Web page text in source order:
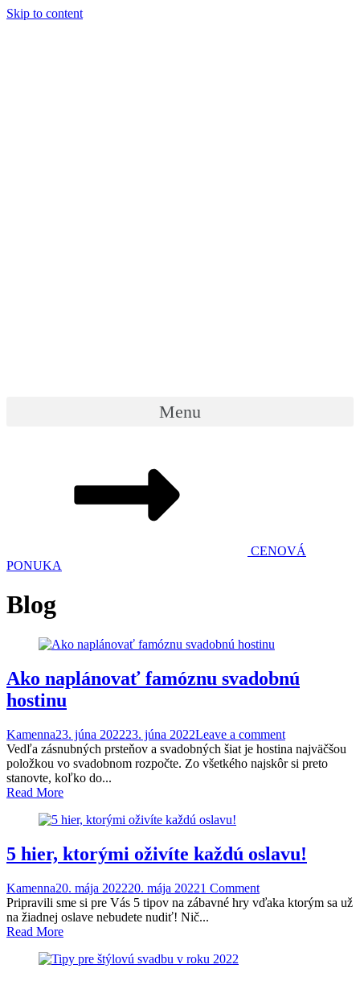
Skip to content
Menu
CENOVÁ
PONUKA
Blog
Ako naplánovať famóznu svadobnú
hostinu
Kamenna23. júna 202223. júna 2022Leave a comment
Vedľa zásnubných prsteňov a svadobných šiat je hostina najväčšou
položkou vo svadobnom rozpočte. Zo všetkého najskôr si preto
stanovte, koľko do...
Read More
5 hier, ktorými oživíte každú oslavu!
Kamenna20. mája 202220. mája 20221 Comment
Pripravili sme si pre Vás 5 tipov na zábavné hry vďaka ktorým sa už
na žiadnej oslave nebudete nudiť! Nič...
Read More